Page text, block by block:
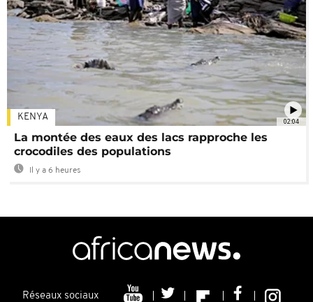
02:04
KENYA
La montée des eaux des lacs rapproche les
crocodiles des populations
Il y a 6 heures
Réseaux sociaux